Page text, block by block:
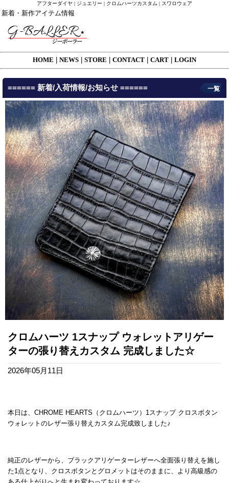
アフターダイヤ | ジュエリー | クロムハーツカスタム | スワロウェア
新着・新作アイテム情報
HOME NEWS STORE CONTACT CART LOGIN
====== 新着/入荷情報/お知らせ ====== 一覧
クロムハーツ 1スナップ ウォレットアリゲー
ターの張り替えカスタム 完成しました☆
2026年05月11日
本日は、CHROME HEARTS（クロムハーツ）1スナップ クロスボタン
ウォレットのレザー張り替えカスタム完成致しました♪
純正のレザーから、ブラックアリゲーターレザーへ全面張り替えを施し
た1点となり、クロスボタンとグロメットはそのままに、より高級感の